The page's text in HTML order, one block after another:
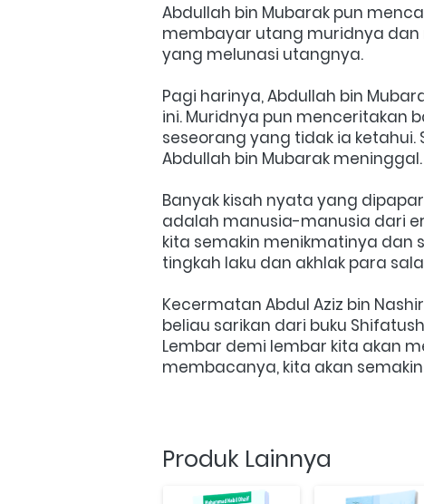
Abdullah bin Mubarak pun
membayar utang muridnya
yang melunasi utangnya.
Pagi harinya, Abdullah bin
ini. Muridnya pun menceritakan
seseorang yang tidak ia
Abdullah bin Mubarak meninggal.
Banyak kisah nyata yang
adalah manusia-manusia dari
kita semakin menikmatinya dan
tingkah laku dan akhlak para
Kecermatan Abdul Aziz bin
beliau sarikan dari buku
Lembar demi lembar kita akan
membacanya, kita akan
Produk Lainnya